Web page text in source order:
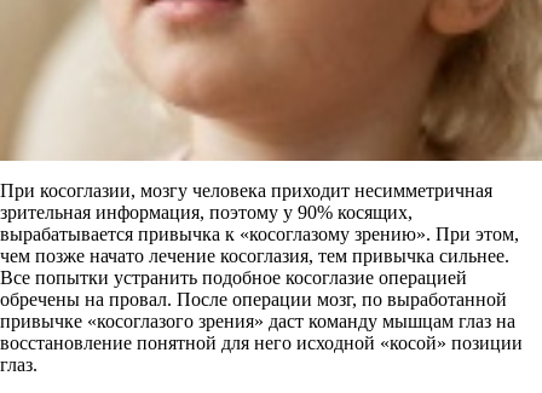
При косоглазии, мозгу человека приходит несимметричная
зрительная информация, поэтому у 90% косящих,
вырабатывается привычка к «косоглазому зрению». При этом,
чем позже начато лечение косоглазия, тем привычка сильнее.
Все попытки устранить подобное косоглазие операцией
обречены на провал. После операции мозг, по выработанной
привычке «косоглазого зрения» даст команду мышцам глаз на
восстановление понятной для него исходной «косой» позиции
глаз.